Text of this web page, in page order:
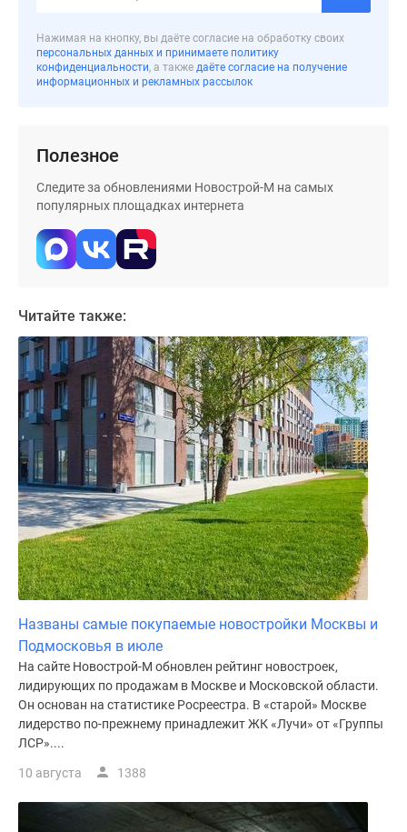
коттеджи
Коттеджные
Москве
Готовые
коттеджные
поселки
Строящиеся
коттеджные
Коттеджные
поселки
лесу
Коттеджные
поселки
водоема
Коттеджные
поселки
ипотеку
Бизнес-
центры
Коттеджи
Скидки
акции
Макс
Нажимая на кнопку, вы даёте согласие на обработку своих
персональных данных и принимаете политику
конфиденциальности, а также даёте согласие на получение
информационных и рекламных рассылок
Полезное
Следите за обновлениями Новострой-М на самых
популярных площадках интернета
Читайте также:
Названы самые покупаемые новостройки Москвы и
Подмосковья в июле
На сайте Новострой-М обновлен рейтинг новостроек,
лидирующих по продажам в Москве и Московской области.
Он основан на статистике Росреестра. В «старой» Москве
лидерство по-прежнему принадлежит ЖК «Лучи» от «Группы
ЛСР»....
10 августа 1388